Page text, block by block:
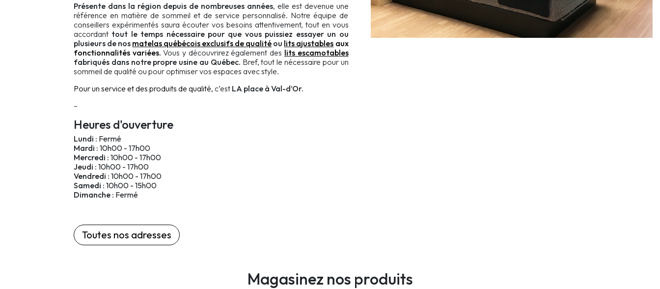
Présente dans la région depuis de nombreuses années, elle est devenue une
référence en matière de sommeil et de service personnalisé. Notre équipe de
conseillers expérimentés saura écouter vos besoins attentivement, tout en vous
accordant tout le temps nécessaire pour que vous puissiez essayer un ou
plusieurs de nos matelas québécois exclusifs de qualité ou lits ajustables aux
fonctionnalités variées.Vous y découvrirez également des lits escamotables
fabriqués dans notre propre usine au Québec. Bref, tout le nécessaire pour un
sommeil de qualité ou pour optimiser vos espaces avec style.
Pour un service et des produits de qualité, c’est LA place à Val-d’Or.
–
Heures d'ouverture
Lundi : Fermé
Mardi : 10h00 - 17h00
Mercredi : 10h00 - 17h00
Jeudi : 10h00 - 17h00
Vendredi : 10h00 - 17h00
Samedi : 10h00 - 15h00
Dimanche : Fermé
Toutes nos adresses
Magasinez nos produits